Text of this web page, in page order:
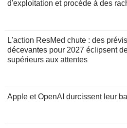
d'exploitation et procède à des
L'action ResMed chute : des
décevantes pour 2027 éclipsent
supérieurs aux attentes
Apple et OpenAI durcissent leur